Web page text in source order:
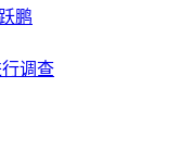
鹏
调查